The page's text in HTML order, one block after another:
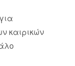
καιρικών